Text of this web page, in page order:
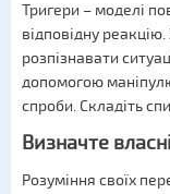
Тригери – моделі
відповідну
розпізнавати
допомогою
спроби. Складіть
Визначте
Розуміння своїх